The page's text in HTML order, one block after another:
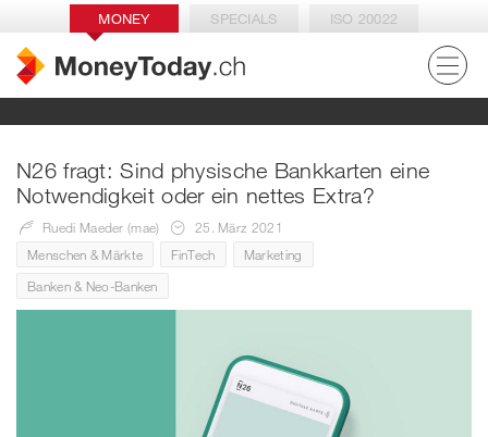
MONEY SPECIALS ISO 20022
N26 fragt: Sind physische Bankkarten eine
Notwendigkeit oder ein nettes Extra?
Ruedi Maeder (mae)
25. März 2021
Menschen & Märkte
FinTech
Marketing
Banken & Neo-Banken